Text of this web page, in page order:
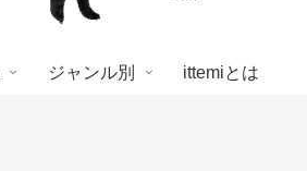
ジャンル別 ittemiとは